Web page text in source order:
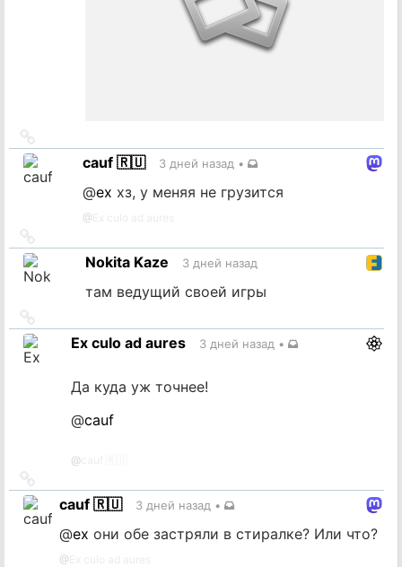
на
источникcauf 🇷🇺 3 дней назад •
@ex хз, у меняя не грузится
@
на
источникNokita Kaze 3 дней назад
там ведущий своей игры
на
источникEx culo ad aures 3 дней назад •
Да куда уж точнее!
@cauf
@
на
источник
cauf 🇷🇺 3 дней назад •
@ex они обе застряли в стиралке? Или что?
@